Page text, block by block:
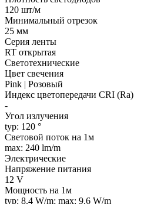
120 шт/м
Минимальный отрезок
25 мм
Серия ленты
RT открытая
Светотехнические
Цвет свечения
Pink | Розовый
Индекс цветопередачи CRI (Ra)
-
Угол излучения
typ: 120 °
Световой поток на 1м
max: 240 lm/m
Электрические
Напряжение питания
12 V
Мощность на 1м
typ: 8.4 W/m; max: 9.6 W/m